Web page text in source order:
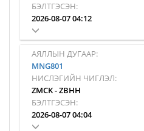
БЭЛТГЭСЭН:
2026-08-07 04:12
АЯЛЛЫН ДУГААР:
MNG801
НИСЛЭГИЙН ЧИГЛЭЛ:
ZMCK-ZBHH
БЭЛТГЭСЭН:
2026-08-07 04:04